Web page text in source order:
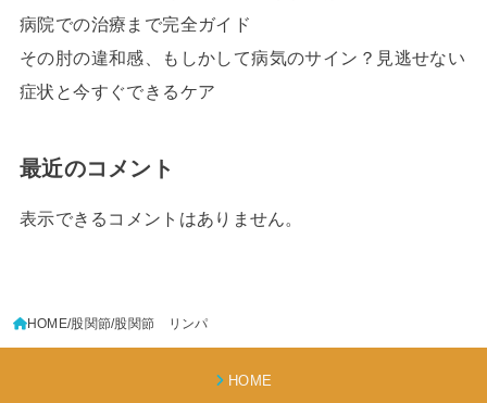
病院での治療まで完全ガイド
その肘の違和感、もしかして病気のサイン？見逃せない
症状と今すぐできるケア
最近のコメント
表示できるコメントはありません。
HOME 股関節 股関節 リンパ
HOME